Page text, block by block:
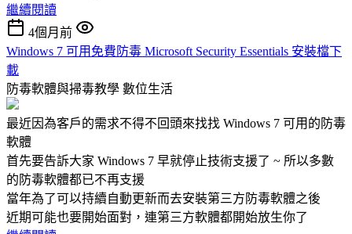
繼續閱讀
4個月前
Windows 7 可用免費防毒 Microsoft Security Essentials 安裝檔下
載
防毒軟體與掃毒教學 數位生活
最近因為客戶的需求不得不回頭來找找 Windows 7 可用的防毒
軟體
首先要告訴大家 Windows 7 早就停止技術支援了 ~ 所以多數
的防毒軟體都已不再支援
當年為了可以持續自動更新而去安裝第三方防毒軟體之後
近期可能也要開始面對，連第三方軟體都開始放生你了